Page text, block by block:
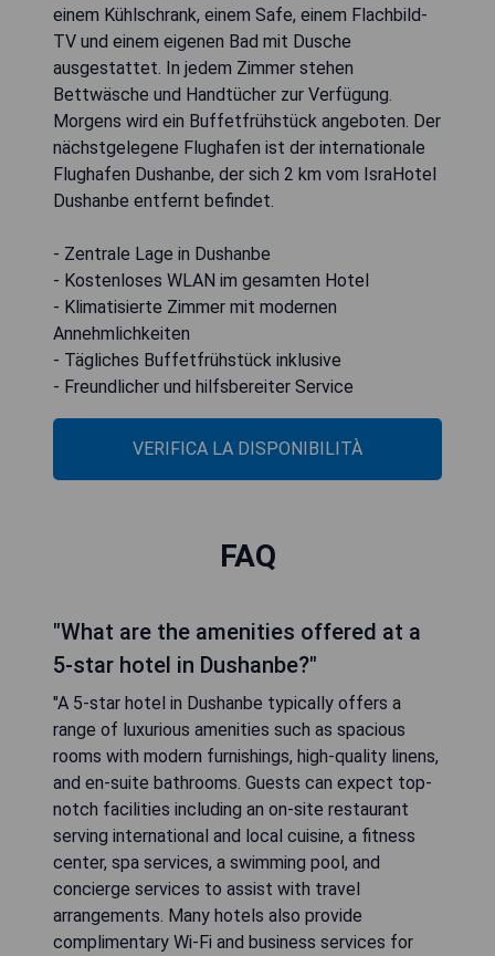
einem Kühlschrank, einem Safe, einem Flachbild-
TV und einem eigenen Bad mit Dusche
ausgestattet. In jedem Zimmer stehen
Bettwäsche und Handtücher zur Verfügung.
Morgens wird ein Buffetfrühstück angeboten. Der
nächstgelegene Flughafen ist der internationale
Flughafen Dushanbe, der sich 2 km vom IsraHotel
Dushanbe entfernt befindet.
- Zentrale Lage in Dushanbe
- Kostenloses WLAN im gesamten Hotel
- Klimatisierte Zimmer mit modernen
Annehmlichkeiten
- Tägliches Buffetfrühstück inklusive
- Freundlicher und hilfsbereiter Service
VERIFICA LA DISPONIBILITÀ
FAQ
"What are the amenities offered at a
5-star hotel in Dushanbe?"
"A 5-star hotel in Dushanbe typically offers a
range of luxurious amenities such as spacious
rooms with modern furnishings, high-quality linens,
and en-suite bathrooms. Guests can expect top-
notch facilities including an on-site restaurant
serving international and local cuisine, a fitness
center, spa services, a swimming pool, and
concierge services to assist with travel
arrangements. Many hotels also provide
complimentary Wi-Fi and business services for